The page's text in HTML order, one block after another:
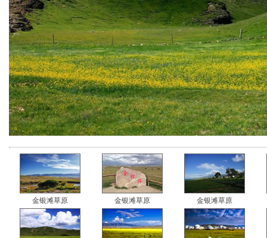
金银滩草原 金银滩草原 金银滩草原